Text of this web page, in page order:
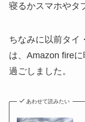
寝るかスマホやタ
ちなみに以前タイ
は、Amazon fire
過ごしました。
あわせて読みたい